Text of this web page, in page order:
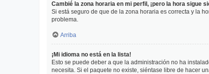
Cambié la zona horaria en mi perfil, ¡pero la hora sigue
Si está seguro de que de la zona horaria es correcta y la
problema.
Arriba
¡Mi idioma no está en la lista!
Esto se puede deber a que la administración no ha
necesita. Si el paquete no existe, siéntase libre de hacer